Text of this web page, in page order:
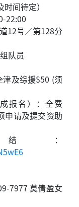
间待定）
22:00
12号／第128分
队员
及综援$50 (须
报名）：全费
申请及提交资助
：
7977 莫倩盈女